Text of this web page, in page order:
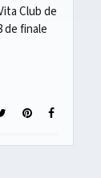
Club de
de finale